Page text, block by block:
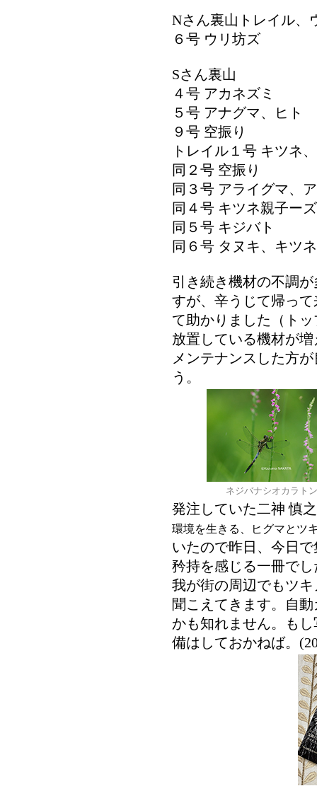
Nさん裏山トレイル、
６号 ウリ坊ズ
Sさん裏山
４号 アカネズミ
５号 アナグマ、ヒト
９号 空振り
トレイル１号 キツネ
同２号 空振り
同３号 アライグマ、
同４号 キツネ親子ー
同５号 キジバト
同６号 タヌキ、キツネ
引き続き機材の不調
すが、辛うじて帰っ
て助かりました（ト
放置している機材が
メンテナンスした方
う。
ネジバナシオカラト
発注していた二神 慎
環境を生きる、ヒグマとツ
いたので昨日、今日
矜持を感じる一冊でし
我が街の周辺でもツ
聞こえてきます。自
かも知れません。も
備はしておかねば。